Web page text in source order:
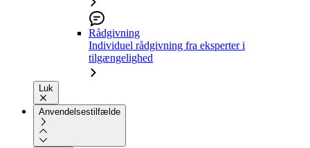
Rådgivning
Individuel rådgivning fra eksperter i
tilgængelighed
Luk
Anvendelsestilfælde